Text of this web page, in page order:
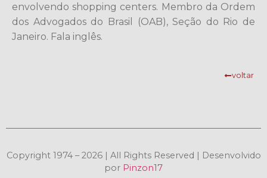
envolvendo shopping centers. Membro da Ordem
dos Advogados do Brasil (OAB), Seção do Rio de
Janeiro. Fala inglês.
voltar
Copyright 1974 – 2026 | All Rights Reserved | Desenvolvido
por Pinzon17